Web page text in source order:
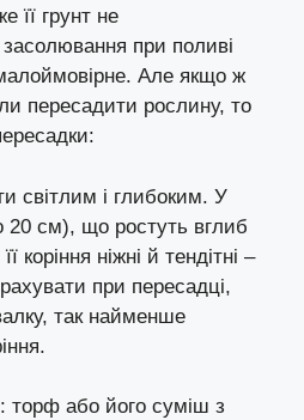
її грунт не
при поливі
Але якщо ж
пересадити рослину, то
світлим і глибоким. У
20 см), що ростуть вглиб
коріння ніжні й тендітні –
при пересадці,
так найменше
торф або його суміш з